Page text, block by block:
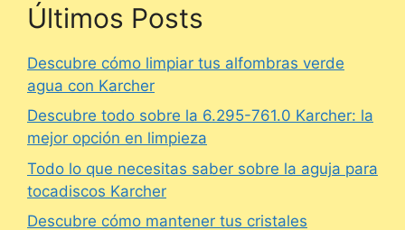
Últimos Posts
Descubre cómo limpiar tus alfombras verde
agua con Karcher
Descubre todo sobre la 6.295-761.0 Karcher: la
mejor opción en limpieza
Todo lo que necesitas saber sobre la aguja para
tocadiscos Karcher
Descubre cómo mantener tus cristales